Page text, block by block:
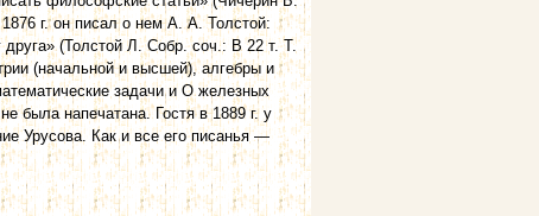
г. он писал о нем А. А. Толстой:
(Толстой Л. Собр. соч.: В 22 т. Т.
(начальной и высшей), алгебры и
задачи и О железных
была напечатана. Гостя в 1889 г. у
Урусова. Как и все его писанья —